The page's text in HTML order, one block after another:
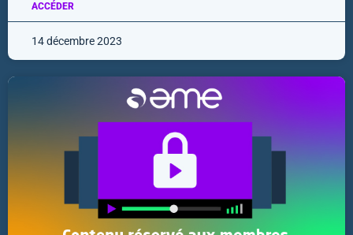
ACCÉDER
14 décembre 2023